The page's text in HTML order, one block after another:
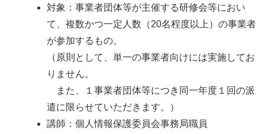
対象：事業者団体等が主催する研修会等におい
て、複数かつ一定人数（20名程度以上）の事業者
が参加するもの。
（原則として、単一の事業者向けには実施してお
りません。
また、１事業者団体等につき同一年度１回の派
遣に限らせていただきます。）
講師：個人情報保護委員会事務局職員